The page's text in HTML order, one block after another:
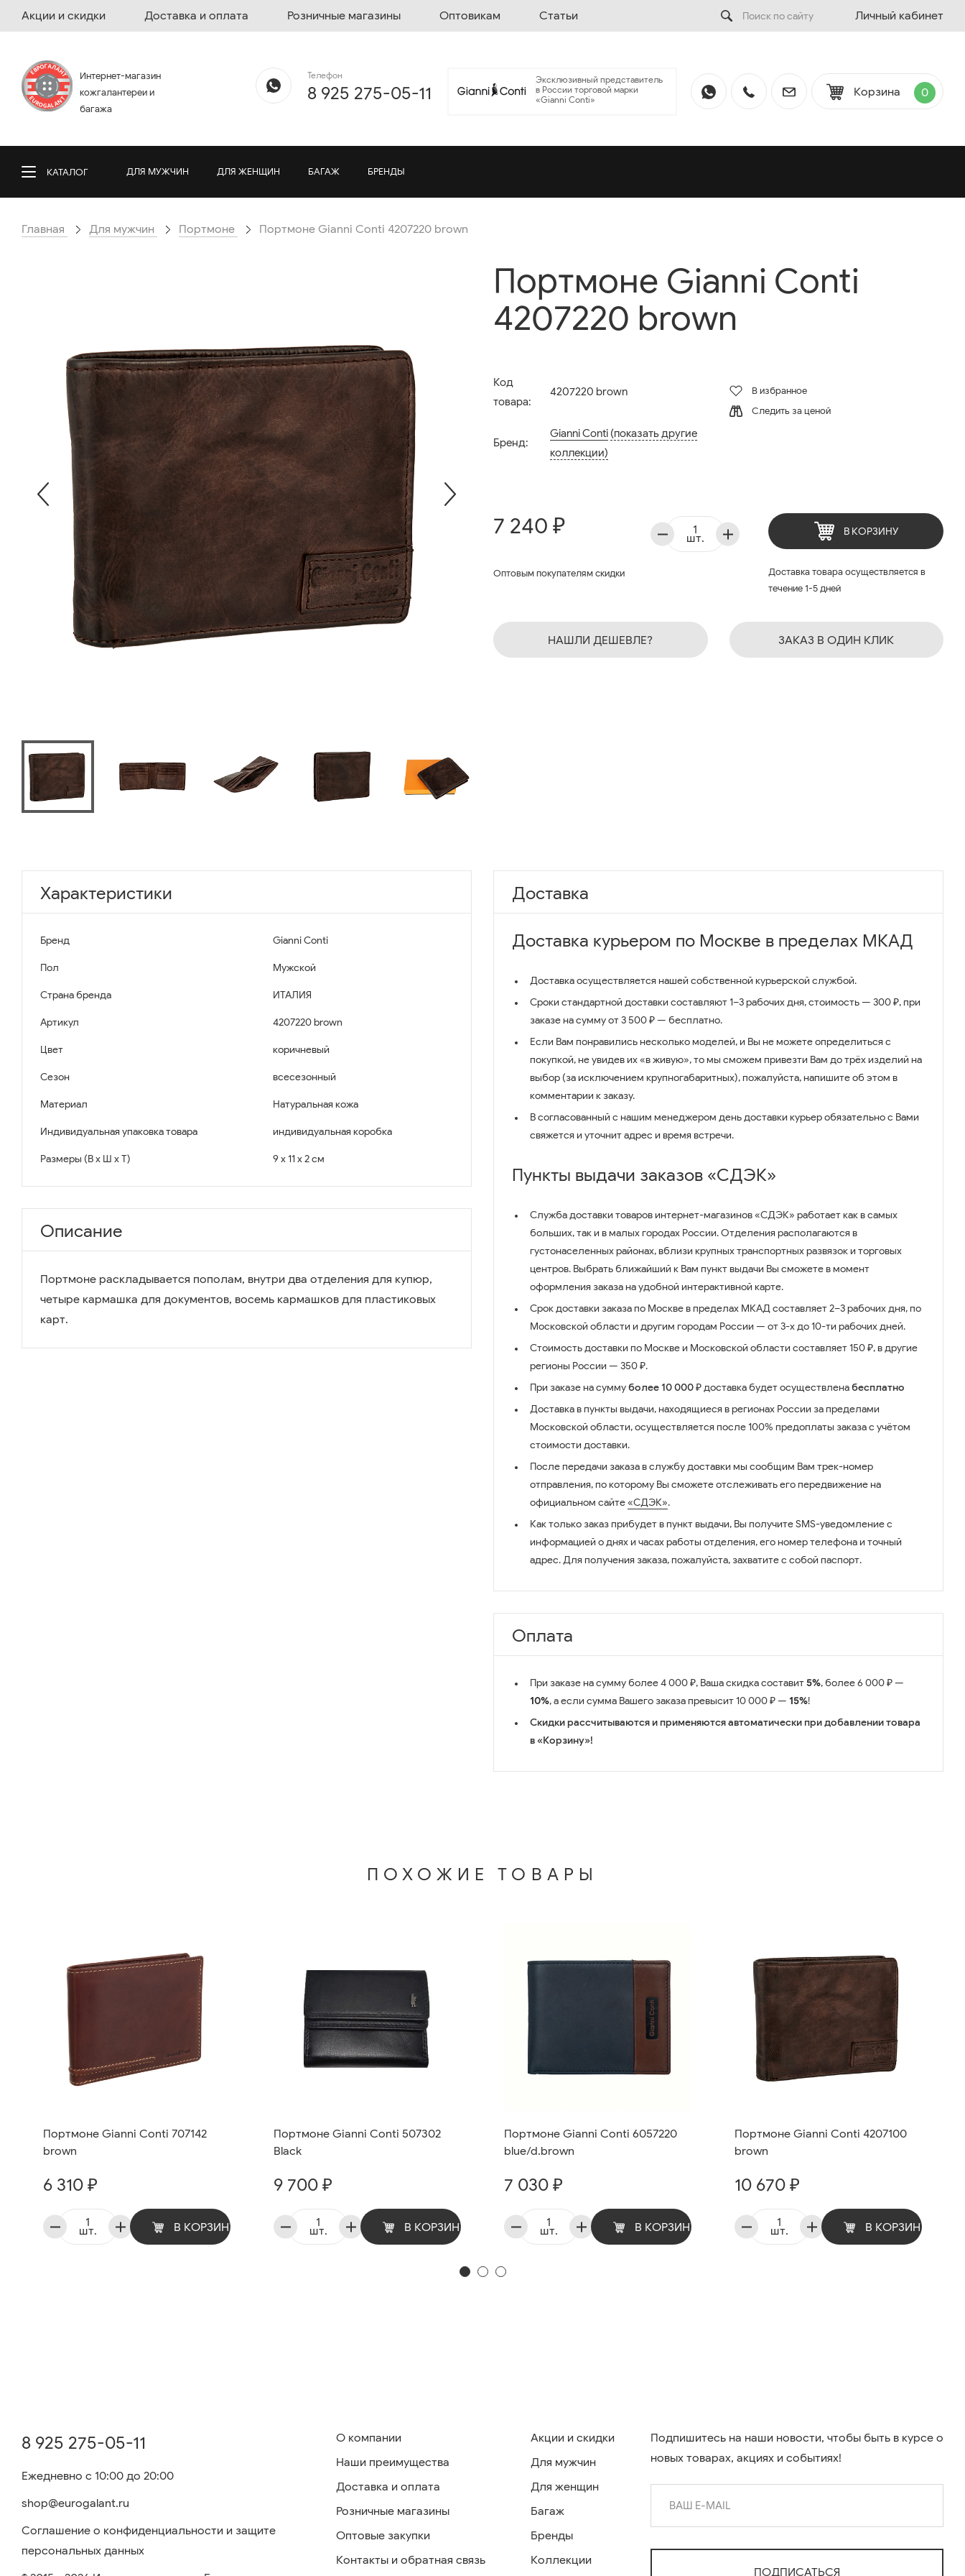
Акции и скидки Доставка и оплата Розничные магазины Оптовикам Статьи Личный кабинет
Интернет-магазин
кожгалантереи и
багажа
Телефон
8 925 275-05-11
Эксклюзивный представитель
в России торговой марки
«Gianni Conti»
Корзина 0
КАТАЛОГ ДЛЯ МУЖЧИН ДЛЯ ЖЕНЩИН БАГАЖ БРЕНДЫ
Главная Для мужчин Портмоне Портмоне Gianni Conti 4207220 brown
Портмоне Gianni Conti
4207220 brown
Код
товара:
4207220 brown
Бренд:
Gianni Conti (показать другие
коллекции)
В избранное
Следить за ценой
7 240 ₽
Оптовым покупателям скидки
шт. В КОРЗИНУ
Доставка товара осуществляется в
течение 1-5 дней
НАШЛИ ДЕШЕВЛЕ? ЗАКАЗ В ОДИН КЛИК
Характеристики
Бренд Gianni Conti
Пол Мужской
Страна бренда ИТАЛИЯ
Артикул 4207220 brown
Цвет коричневый
Сезон всесезонный
Материал Натуральная кожа
Индивидуальная упаковка товара индивидуальная коробка
Размеры (В x Ш x Т) 9 x 11 x 2 см
Описание
Портмоне раскладывается пополам, внутри два отделения для купюр,
четыре кармашка для документов, восемь кармашков для пластиковых
карт.
Доставка
Доставка курьером по Москве в пределах МКАД
Доставка осуществляется нашей собственной курьерской службой.
Сроки стандартной доставки составляют 1–3 рабочих дня, стоимость — 300 ₽, при
заказе на сумму от 3 500 ₽ — бесплатно.
Если Вам понравились несколько моделей, и Вы не можете определиться с
покупкой, не увидев их «в живую», то мы сможем привезти Вам до трёх изделий на
выбор (за исключением крупногабаритных), пожалуйста, напишите об этом в
комментарии к заказу.
В согласованный с нашим менеджером день доставки курьер обязательно с Вами
свяжется и уточнит адрес и время встречи.
Пункты выдачи заказов «СДЭК»
Служба доставки товаров интернет-магазинов «СДЭК» работает как в самых
больших, так и в малых городах России. Отделения располагаются в
густонаселенных районах, вблизи крупных транспортных развязок и торговых
центров. Выбрать ближайший к Вам пункт выдачи Вы сможете в момент
оформления заказа на удобной интерактивной карте.
Срок доставки заказа по Москве в пределах МКАД составляет 2–3 рабочих дня, по
Московской области и другим городам России — от 3-х до 10-ти рабочих дней.
Стоимость доставки по Москве и Московской области составляет 150 ₽, в другие
регионы России — 350 ₽.
При заказе на суммуболее 10 000 ₽доставка будет осуществленабесплатно
Доставка в пункты выдачи, находящиеся в регионах России за пределами
Московской области, осуществляется после 100% предоплаты заказа с учётом
стоимости доставки.
После передачи заказа в службу доставки мы сообщим Вам трек-номер
отправления, по которому Вы сможете отслеживать его передвижение на
официальном сайте«СДЭК».
Как только заказ прибудет в пункт выдачи, Вы получите SMS-уведомление с
информацией о днях и часах работы отделения, его номер телефона и точный
адрес. Для получения заказа, пожалуйста, захватите с собой паспорт.
Оплата
При заказе на сумму более 4 000 ₽, Ваша скидка составит5%, более 6 000 ₽ —
10%, а если сумма Вашего заказа превысит 10 000 ₽ — 15%!
Скидки рассчитываются и применяются автоматически при добавлении товара
в «Корзину»!
ПОХОЖИЕ ТОВАРЫ
Портмоне Gianni Conti 707142
brown
6 310 ₽
шт. В КОРЗИНУ
Портмоне Gianni Conti 507302
Black
9 700 ₽
шт. В КОРЗИНУ
Портмоне Gianni Conti 6057220
blue/d.brown
7 030 ₽
шт. В КОРЗИНУ
Портмоне Gianni Conti 4207100
brown
10 670 ₽
шт. В КОРЗИНУ
8 925 275-05-11
Ежедневно с 10:00 до 20:00
shop@eurogalant.ru
Соглашение о конфиденциальности и защите
персональных данных
О компании
Наши преимущества
Доставка и оплата
Розничные магазины
Оптовые закупки
Контакты и обратная связь
Акции и скидки
Для мужчин
Для женщин
Багаж
Бренды
Коллекции
Подпишитесь на наши новости, чтобы быть в курсе о
новых товарах, акциях и событиях!